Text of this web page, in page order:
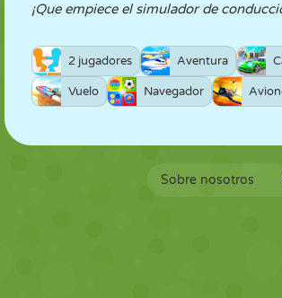
¡Que empiece el simulador de
2 jugadores Aventura
Vuelo Navegador
Sobre nosotros